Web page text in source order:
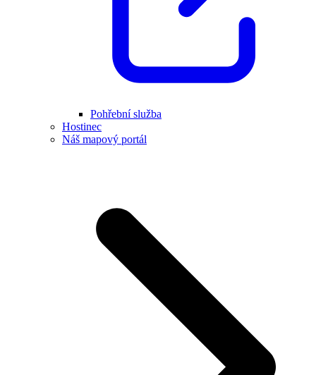
Pohřební služba
Hostinec
Náš mapový portál